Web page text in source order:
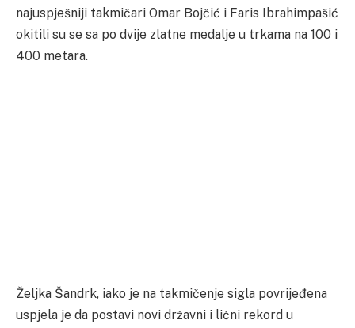
najuspješniji takmičari Omar Bojčić i Faris Ibrahimpašić
okitili su se sa po dvije zlatne medalje u trkama na 100 i
400 metara.
Željka Šandrk, iako je na takmičenje sigla povrijeđena
uspjela je da postavi novi državni i lični rekord u